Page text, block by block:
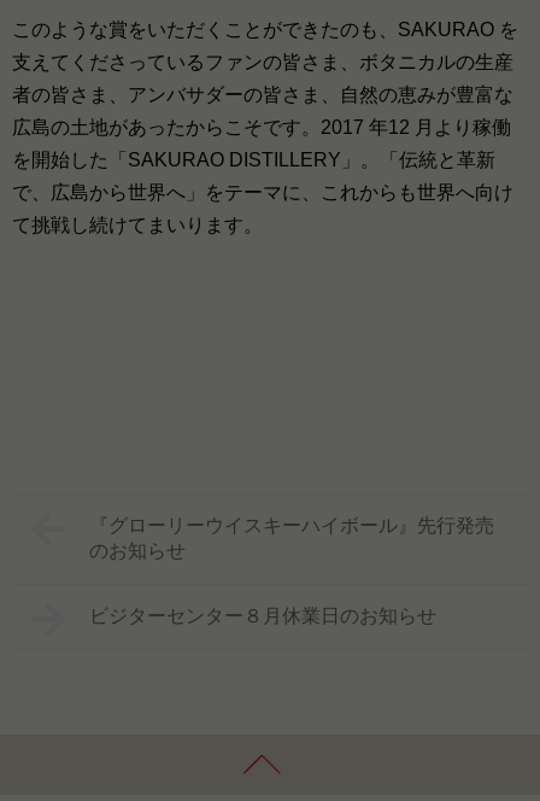
このような賞をいただくことができたのも、SAKURAO を
支えてくださっているファンの皆さま、ボタニカルの生産
者の皆さま、アンバサダーの皆さま、自然の恵みが豊富な
広島の土地があったからこそです。2017 年12 月より稼働
を開始した「SAKURAO DISTILLERY」。「伝統と革新
で、広島から世界へ」をテーマに、これからも世界へ向け
て挑戦し続けてまいります。
『グローリーウイスキーハイボール』先行発売
のお知らせ
ビジターセンター８月休業日のお知らせ